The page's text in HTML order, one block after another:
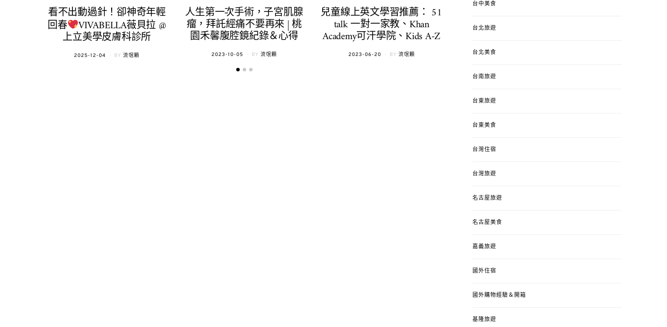
看不出動過針！卻神奇年輕
回春 VIVABELLA薇貝拉 @
上立美學皮膚科診所
POSTED
2025-12-04 BY 流氓顆
人生第一次手術，子宮肌腺
瘤，拜託經痛不要再來 | 桃
園禾馨腹腔鏡紀錄＆心得
POSTED
2023-10-05 BY 流氓顆
兒童線上英文學習推薦： 51
talk 一對一家教、Khan
Academy可汗學院、Kids A-Z
POSTED
2023-06-20 BY 流氓顆
錯、認識華德福
ON
台中美食
台北旅遊
台北美食
台南旅遊
台東旅遊
台東美食
台灣住宿
台灣旅遊
名古屋旅遊
名古屋美食
嘉義旅遊
國外住宿
國外購物經驗＆開箱
基隆旅遊